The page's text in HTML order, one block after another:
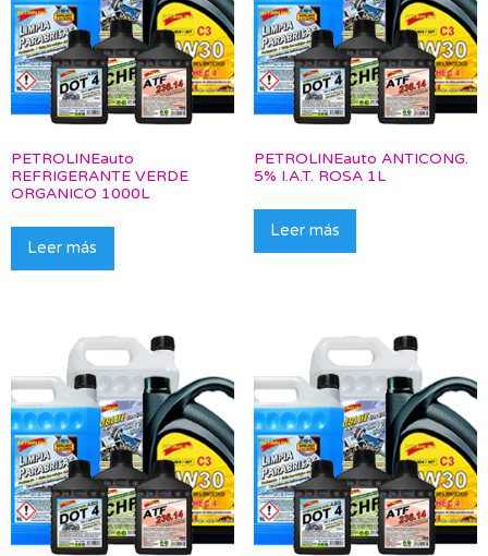
PETROLINEauto
REFRIGERANTE VERDE
ORGANICO 1000L
Leer más
PETROLINEauto ANTICONG.
5% I.A.T. ROSA 1L
Leer más